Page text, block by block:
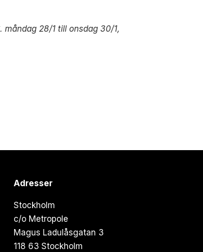
måndag 28/1 till onsdag 30/1,
Adresser
Stockholm
c/o Metropole
Magus Ladulåsgatan 3
118 63 Stockholm